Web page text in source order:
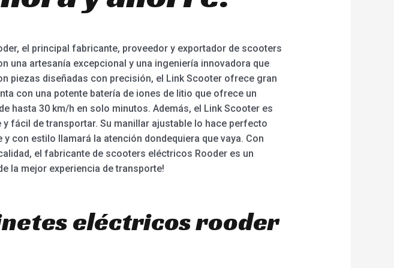
el principal fabricante, proveedor y exportador de scooters
una artesanía excepcional y una ingeniería innovadora que
piezas diseñadas con precisión, el Link Scooter ofrece gran
con una potente batería de iones de litio que ofrece un
hasta 30 km/h en solo minutos. Además, el Link Scooter es
fácil de transportar. Su manillar ajustable lo hace perfecto
con estilo llamará la atención dondequiera que vaya. Con
el fabricante de scooters eléctricos Rooder es un
la mejor experiencia de transporte!
eléctricos rooder